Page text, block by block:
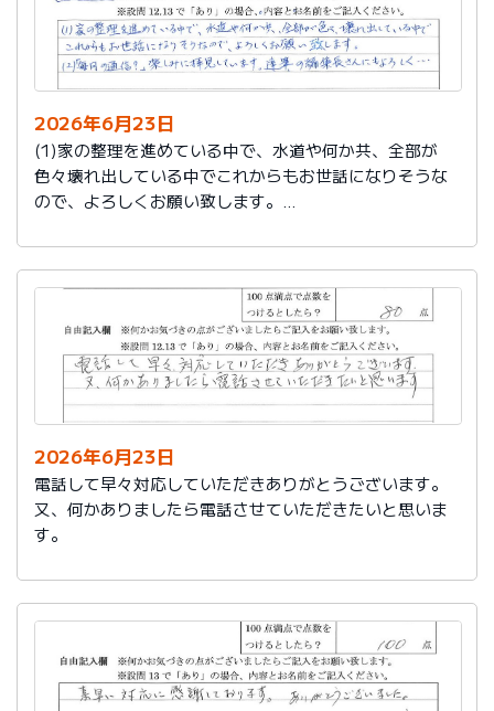
2026年6月23日
(1)家の整理を進めている中で、水道や何か共、全部が
色々壊れ出している中でこれからもお世話になりそうな
ので、よろしくお願い致します。
集長さんにもよろしく…
2026年6月23日
電話して早々対応していただきありがとうございます。
又、何かありましたら電話させていただきたいと思いま
す。